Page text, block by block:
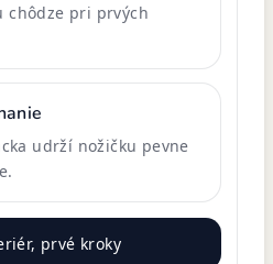
chôdze pri prvých
udrží nožičku pevne
prvé kroky